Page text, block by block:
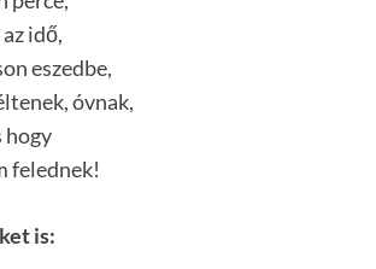
idő,
eszedbe,
óvnak,
hogy
felednek!
is: